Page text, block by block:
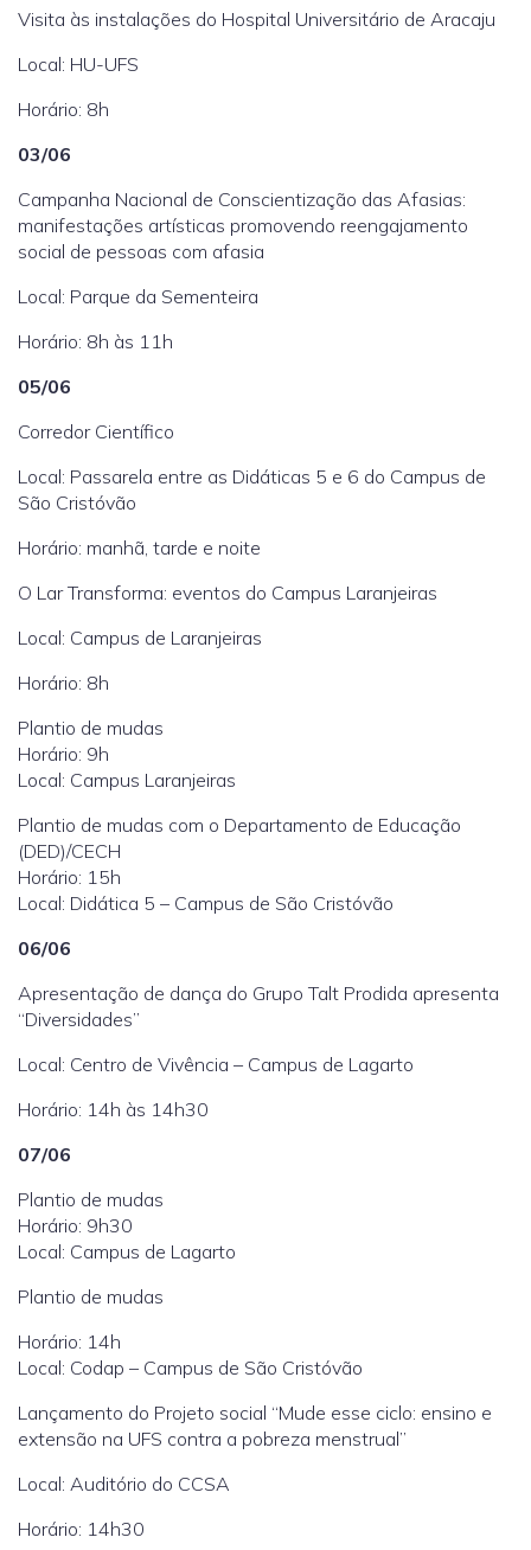
Visita às instalações do Hospital Universitário de Aracaju
Local: HU-UFS
Horário: 8h
03/06
Campanha Nacional de Conscientização das Afasias:
manifestações artísticas promovendo reengajamento
social de pessoas com afasia
Local: Parque da Sementeira
Horário: 8h às 11h
05/06
Corredor Científico
Local: Passarela entre as Didáticas 5 e 6 do Campus de
São Cristóvão
Horário: manhã, tarde e noite
O Lar Transforma: eventos do Campus Laranjeiras
Local: Campus de Laranjeiras
Horário: 8h
Plantio de mudas
Horário: 9h
Local: Campus Laranjeiras
Plantio de mudas com o Departamento de Educação
(DED)/CECH
Horário: 15h
Local: Didática 5 – Campus de São Cristóvão
06/06
Apresentação de dança do Grupo Talt Prodida apresenta
“Diversidades”
Local: Centro de Vivência – Campus de Lagarto
Horário: 14h às 14h30
07/06
Plantio de mudas
Horário: 9h30
Local: Campus de Lagarto
Plantio de mudas
Horário: 14h
Local: Codap – Campus de São Cristóvão
Lançamento do Projeto social “Mude esse ciclo: ensino e
extensão na UFS contra a pobreza menstrual”
Local: Auditório do CCSA
Horário: 14h30